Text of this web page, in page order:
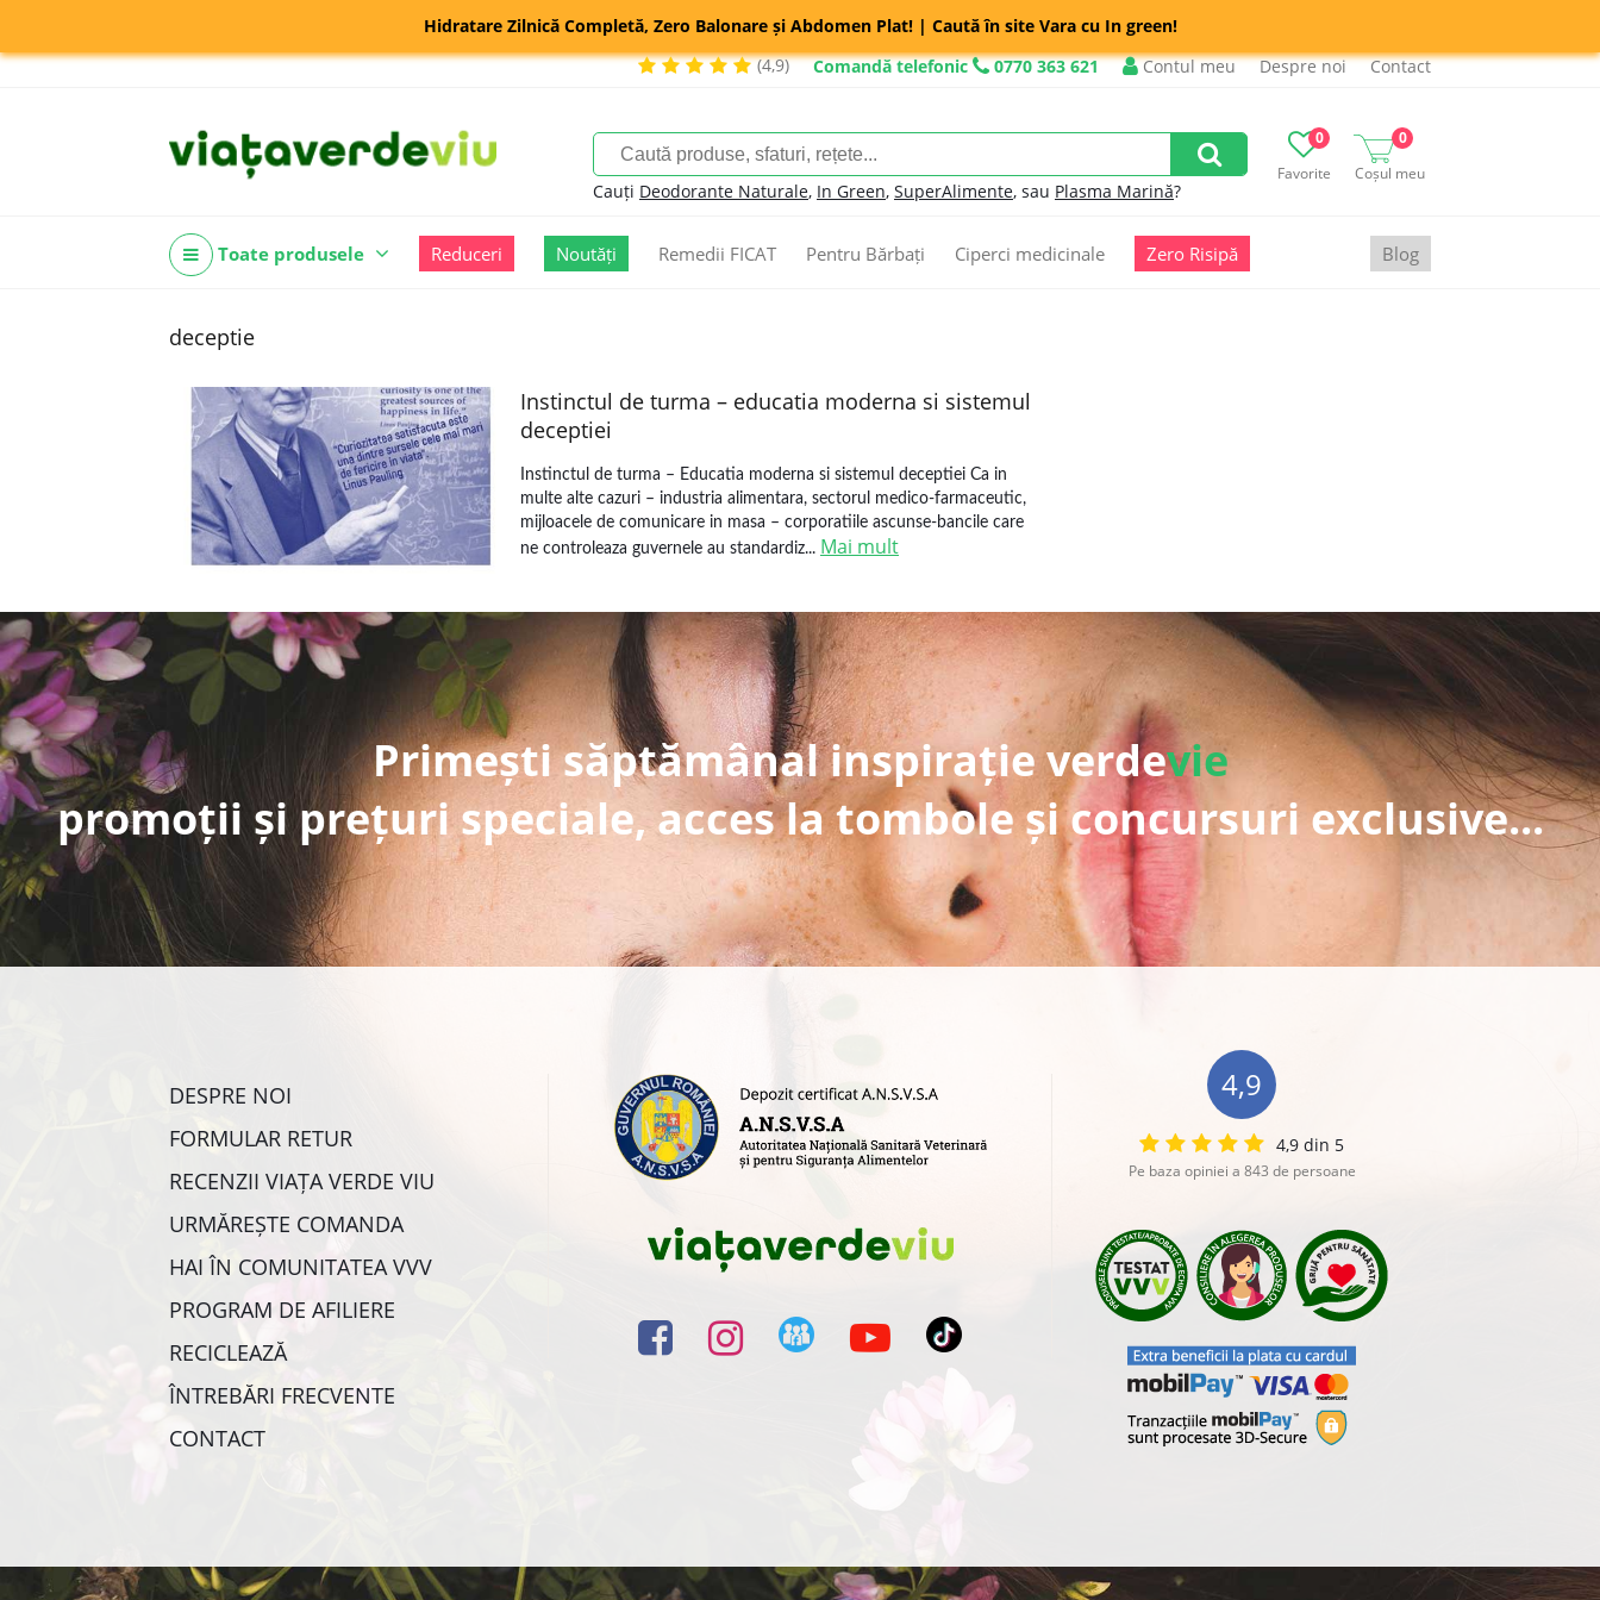
Hidratare Zilnică Completă, Zero Balonare și Abdomen Plat! | Caută în site Vara cu In green!
(4,9)
Comandă telefonic 0770 363 621 Contul meu Despre noi Contact
Favorite
0
Coșul meu
0
Cauți Deodorante Naturale, In Green, SuperAlimente, sau Plasma Marină?
Toate produsele Reduceri Noutăți Remedii FICAT Pentru Bărbați Ciperci medicinale Zero Risipă Blog
deceptie
Instinctul de turma – educatia moderna si sistemul
deceptiei
Instinctul de turma – Educatia moderna si sistemul deceptiei Ca in
multe alte cazuri – industria alimentara, sectorul medico-farmaceutic,
mijloacele de comunicare in masa – corporatiile ascunse-bancile care
ne controleaza guvernele au standardiz... Mai mult
Primești săptămânal inspirație verdevie
promoții și prețuri speciale, acces la tombole și concursuri exclusive...
DESPRE NOI
FORMULAR RETUR
RECENZII VIAȚA VERDE VIU
URMĂREȘTE COMANDA
HAI ÎN COMUNITATEA VVV
PROGRAM DE AFILIERE
RECICLEAZĂ
ÎNTREBĂRI FRECVENTE
CONTACT
4,9
4,9 din 5
Pe baza opiniei a 843 de persoane